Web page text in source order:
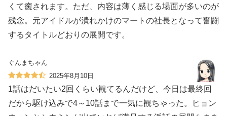
くて癒されます。ただ、内容は薄く感じる場面が多いのが
残念。元アイドルが潰れかけのマートの社長となって奮闘
するタイトルどおりの展開です。
ぐんまちゃん
2025年8月10日
1話はだいたい2回くらい観てるんだけど、今日は最終回
だから駆け込みで4～10話まで一気に観ちゃった。ヒョン